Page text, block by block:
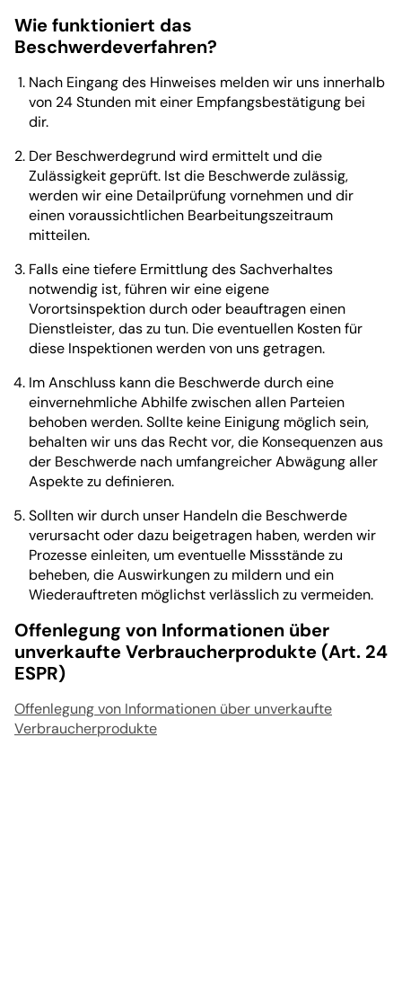
Wie funktioniert das
Beschwerdeverfahren?
Nach Eingang des Hinweises melden wir uns innerhalb
von 24 Stunden mit einer Empfangsbestätigung bei
dir.
Der Beschwerdegrund wird ermittelt und die
Zulässigkeit geprüft. Ist die Beschwerde zulässig,
werden wir eine Detailprüfung vornehmen und dir
einen voraussichtlichen Bearbeitungszeitraum
mitteilen.
Falls eine tiefere Ermittlung des Sachverhaltes
notwendig ist, führen wir eine eigene
Vorortsinspektion durch oder beauftragen einen
Dienstleister, das zu tun. Die eventuellen Kosten für
diese Inspektionen werden von uns getragen.
Im Anschluss kann die Beschwerde durch eine
einvernehmliche Abhilfe zwischen allen Parteien
behoben werden. Sollte keine Einigung möglich sein,
behalten wir uns das Recht vor, die Konsequenzen aus
der Beschwerde nach umfangreicher Abwägung aller
Aspekte zu definieren.
Sollten wir durch unser Handeln die Beschwerde
verursacht oder dazu beigetragen haben, werden wir
Prozesse einleiten, um eventuelle Missstände zu
beheben, die Auswirkungen zu mildern und ein
Wiederauftreten möglichst verlässlich zu vermeiden.
Offenlegung von Informationen über
unverkaufte Verbraucherprodukte (Art. 24
ESPR)
Offenlegung von Informationen über unverkaufte
Verbraucherprodukte